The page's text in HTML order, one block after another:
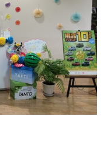
情報
カタ
リコ
お問